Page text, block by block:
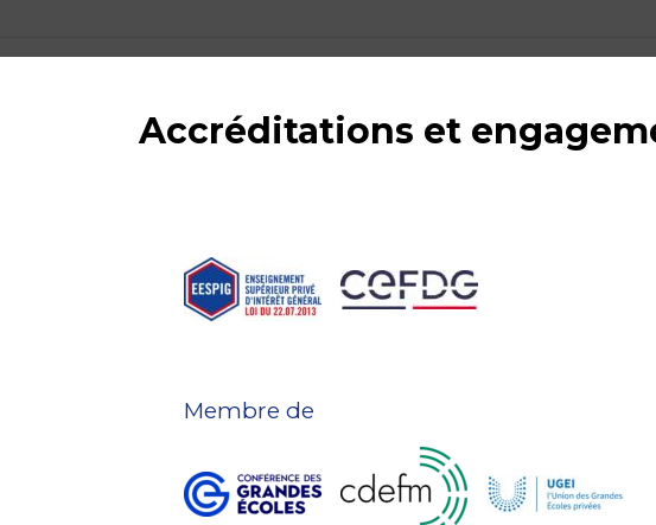
Accréditations et
Membre de